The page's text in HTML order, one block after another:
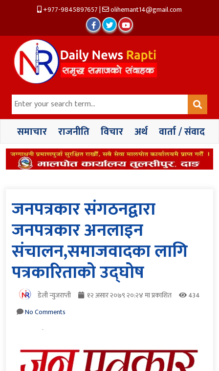
+977-9845897657| olihemant14@gmail.com
समाचार राजनीति विचार अर्थ वार्ता / संवाद
जनपत्रकार संगठनद्वारा
जनपत्रकार अनलाइन
संचालन,समाजवादका लागि
पत्रकारिताको उद्घोष
डेली न्युजराप्ती १२ असार २०७९ २०:२४ मा प्रकाशित
434
No Comments